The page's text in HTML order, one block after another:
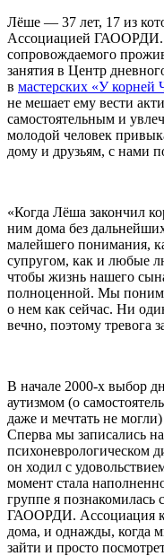
Лёше — 37 лет, 17 из
Ассоциацией ГАООРДИ.
сопровождаемого
занятия в Центр
в мастерских «У корней
не мешает ему вести
самостоятельным и
молодой человек
дому и друзьям, с нами
«Когда Лёша закончил
ним дома без
малейшего понимания,
супругом, как и любые
чтобы жизнь нашего
полноценной. Мы
о нем как сейчас. Ни
вечно, поэтому тревога
В начале 2000-х выбор
аутизмом (о
даже и мечтать не
Сперва мы записались
психоневрологическом
он ходил с
момент стала
группе я познакомилась
ГАООРДИ. Ассоциация
дома, и однажды, когда
зайти и просто